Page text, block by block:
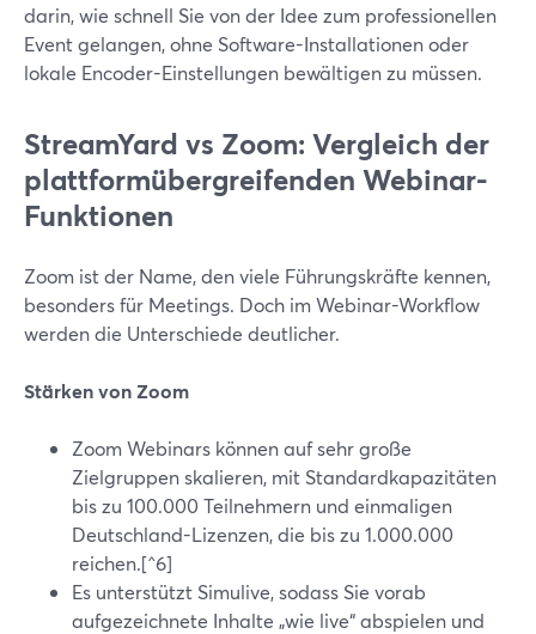
darin, wie schnell Sie von der Idee zum professionellen
Event gelangen, ohne Software-Installationen oder
lokale Encoder-Einstellungen bewältigen zu müssen.
StreamYard vs Zoom: Vergleich der
plattformübergreifenden Webinar-
Funktionen
Zoom ist der Name, den viele Führungskräfte kennen,
besonders für Meetings. Doch im Webinar-Workflow
werden die Unterschiede deutlicher.
Stärken von Zoom
Zoom Webinars können auf sehr große
Zielgruppen skalieren, mit Standardkapazitäten
bis zu 100.000 Teilnehmern und einmaligen
Deutschland-Lizenzen, die bis zu 1.000.000
reichen.[^6]
Es unterstützt Simulive, sodass Sie vorab
aufgezeichnete Inhalte „wie live“ abspielen und